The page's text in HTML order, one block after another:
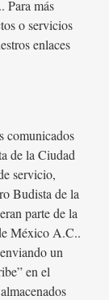
Para más
o servicios
enlaces
comunicados
de la Ciudad
servicio,
Budista de la
parte de la
México A.C..
un
en el